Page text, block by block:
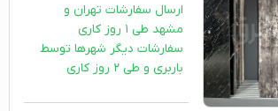
ارسال سفارشات تهران و
مشهد طی ۱ روز کاری
سفارشات دیگر شهرها توسط
باربری و طی ۲ روز کاری